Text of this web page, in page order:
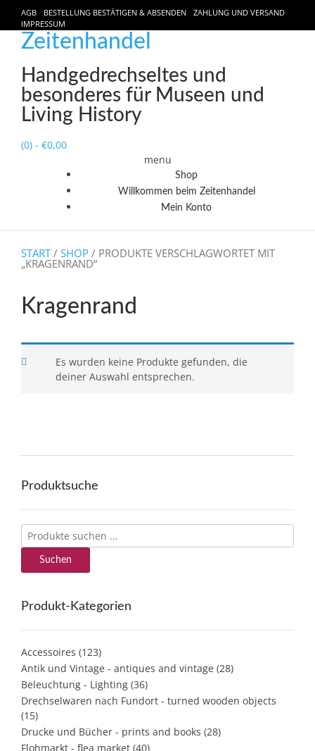
AGB BESTELLUNG BESTÄTIGEN & ABSENDEN
ZAHLUNG UND VERSAND
IMPRESSUM
Zeitenhandel
Handgedrechseltes und
besonderes für Museen und
Living History
(0) - €0,00
menu
Shop
Willkommen beim Zeitenhandel
Mein Konto
START/ SHOP / PRODUKTE VERSCHLAGWORTET MIT
„KRAGENRAND“
Kragenrand
Es wurden keine Produkte gefunden, die
deiner Auswahl entsprechen.
Produktsuche
Suchen
nach:
Suchen
Produkt-Kategorien
Accessoires (123)
Antik und Vintage - antiques and vintage (28)
Beleuchtung - Lighting (36)
Drechselwaren nach Fundort - turned wooden objects
(15)
Drucke und Bücher - prints and books (28)
Flohmarkt - flea market (40)